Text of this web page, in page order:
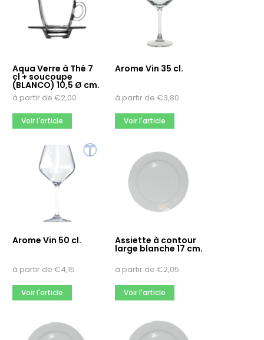
Aqua Verre à Thé 7
cl + soucoupe
(BLANCO) 10,5 Ø cm.
à partir de €2,00
Voir l'article
Arome Vin 35 cl.
à partir de€3,80
Voir l'article
Arome Vin 50 cl.
à partir de €4,15
Voir l'article
Assiette à contour
large blanche 17 cm.
à partir de€2,05
Voir l'article
127
160
175
Capacité à ras bord
10
100
15
Meer opties
Matériau
Acier inoxydable
Plastique
Meer opties
Oui
Arcoroc